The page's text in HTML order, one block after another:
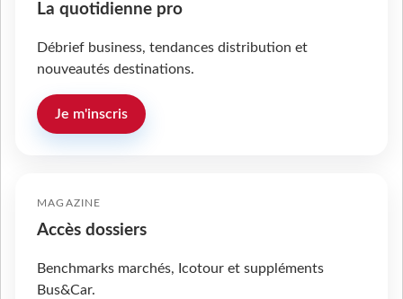
La quotidienne pro
Débrief business, tendances distribution et
nouveautés destinations.
Je m'inscris
MAGAZINE
Accès dossiers
Benchmarks marchés, Icotour et suppléments
Bus&Car.